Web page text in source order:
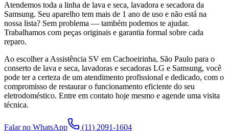
Atendemos toda a linha de lava e seca, lavadora e secadora da
Samsung. Seu aparelho tem mais de 1 ano de uso e não está na
nossa lista? Sem problema — também podemos te ajudar.
Trabalhamos com peças originais e garantia formal sobre cada
reparo.
Ao escolher a Assistência SV em Cachoeirinha, São Paulo para o
conserto de lava e seca, lavadoras e secadoras LG e Samsung, você
pode ter a certeza de um atendimento profissional e dedicado, com o
compromisso de restaurar o funcionamento eficiente do seu
eletrodoméstico. Entre em contato hoje mesmo e agende uma visita
técnica.
Falar no WhatsApp
(11) 2091-1604